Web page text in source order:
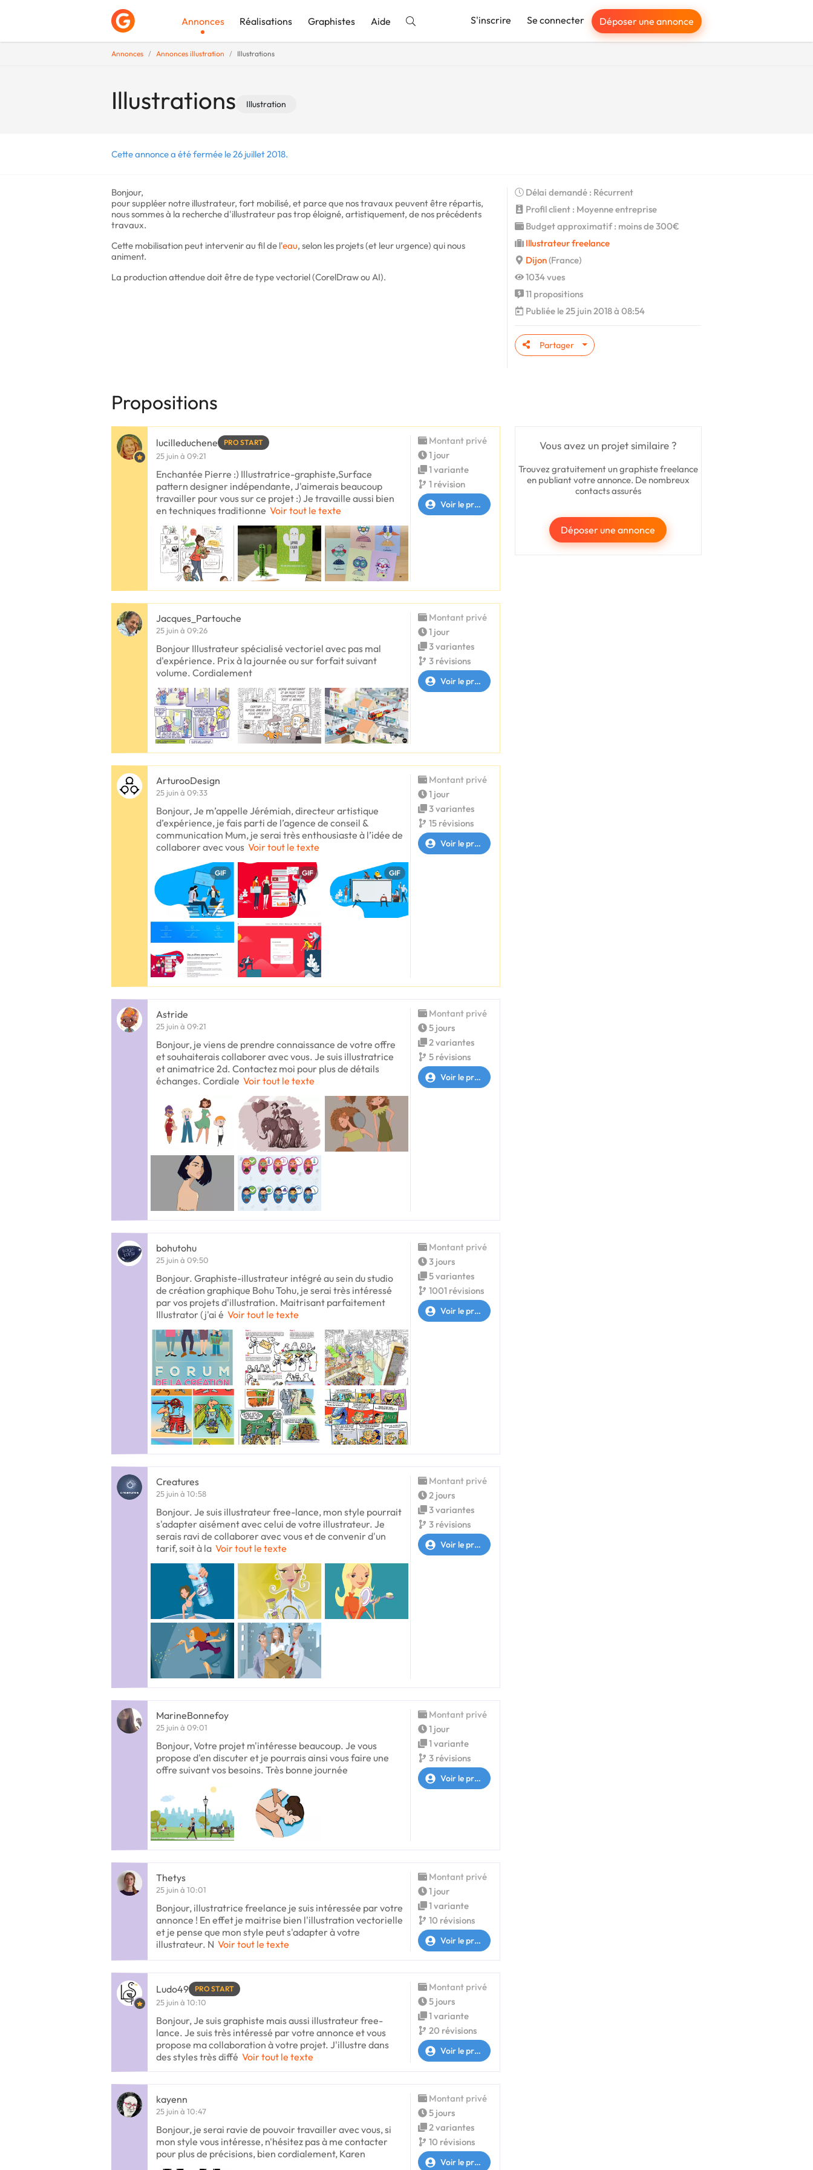
Annonces Réalisations Graphistes Aide S'inscrire Se connecter Déposer une annonce
Annonces Annonces illustration Illustrations
Illustrations Illustration
Cette annonce a été fermée le 26 juillet 2018.
Bonjour,
pour suppléer notre illustrateur, fort mobilisé, et parce que nos travaux peuvent être répartis,
nous sommes à la recherche d'illustrateur pas trop éloigné, artistiquement, de nos précédents
travaux.
Cette mobilisation peut intervenir au fil de l'eau, selon les projets (et leur urgence) qui nous
animent.
La production attendue doit être de type vectoriel (CorelDraw ou AI).
Délai demandé : Récurrent
Profil client : Moyenne entreprise
Budget approximatif : moins de 300€
Illustrateur freelance
Dijon(France)
1034 vues
11 propositions
Publiée le 25 juin 2018 à 08:54
Partager
Propositions
Vous avez un projet similaire ?
Trouvez gratuitement un graphiste freelance
en publiant votre annonce. De nombreux
contacts assurés
Déposer une annonce
lucilleduchene PRO START
25 juin à 09:21
Enchantée Pierre :) Illustratrice-graphiste,Surface
pattern designer indépendante, J'aimerais beaucoup
travailler pour vous sur ce projet :) Je travaille aussi bien
en techniques traditionne Voir tout le texte
Montant privé
1 jour
1 variante
1 révision
Voir le profil
Jacques_Partouche
25 juin à 09:26
Bonjour Illustrateur spécialisé vectoriel avec pas mal
d'expérience. Prix à la journée ou sur forfait suivant
volume. Cordialement
Montant privé
1 jour
3 variantes
3 révisions
Voir le profil
ArturooDesign
25 juin à 09:33
Bonjour, Je m’appelle Jérémiah, directeur artistique
d’expérience, je fais parti de l’agence de conseil &
communication Mum, je serai très enthousiaste à l’idée de
collaborer avec vous Voir tout le texte
GIF GIF GIF
Montant privé
1 jour
3 variantes
15 révisions
Voir le profil
Astride
25 juin à 09:21
Bonjour, je viens de prendre connaissance de votre offre
et souhaiterais collaborer avec vous. Je suis illustratrice
et animatrice 2d. Contactez moi pour plus de détails
échanges. Cordiale Voir tout le texte
Montant privé
5 jours
2 variantes
5 révisions
Voir le profil
bohutohu
25 juin à 09:50
Bonjour. Graphiste-illustrateur intégré au sein du studio
de création graphique Bohu Tohu, je serai très intéressé
par vos projets d'illustration. Maitrisant parfaitement
Illustrator (j'ai é Voir tout le texte
Montant privé
3 jours
5 variantes
1001 révisions
Voir le profil
Creatures
25 juin à 10:58
Bonjour. Je suis illustrateur free-lance, mon style pourrait
s'adapter aisément avec celui de votre illustrateur. Je
serais ravi de collaborer avec vous et de convenir d'un
tarif, soit à la Voir tout le texte
Montant privé
2 jours
3 variantes
3 révisions
Voir le profil
MarineBonnefoy
25 juin à 09:01
Bonjour, Votre projet m'intéresse beaucoup. Je vous
propose d'en discuter et je pourrais ainsi vous faire une
offre suivant vos besoins. Très bonne journée
Montant privé
1 jour
1 variante
3 révisions
Voir le profil
Thetys
25 juin à 10:01
Bonjour, illustratrice freelance je suis intéressée par votre
annonce ! En effet je maitrise bien l'illustration vectorielle
et je pense que mon style peut s'adapter à votre
illustrateur. N Voir tout le texte
Montant privé
1 jour
1 variante
10 révisions
Voir le profil
Ludo49 PRO START
25 juin à 10:10
Bonjour, Je suis graphiste mais aussi illustrateur free-
lance. Je suis très intéressé par votre annonce et vous
propose ma collaboration à votre projet. J'illustre dans
des styles très diffé Voir tout le texte
Montant privé
5 jours
1 variante
20 révisions
Voir le profil
kayenn
25 juin à 10:47
Bonjour, je serai ravie de pouvoir travailler avec vous, si
mon style vous intéresse, n'hésitez pas à me contacter
pour plus de précisions, bien cordialement, Karen
Montant privé
5 jours
2 variantes
10 révisions
Voir le profil